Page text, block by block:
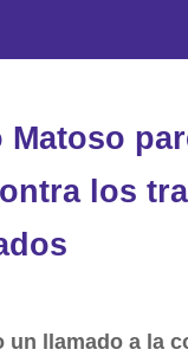
los
un llamado a la